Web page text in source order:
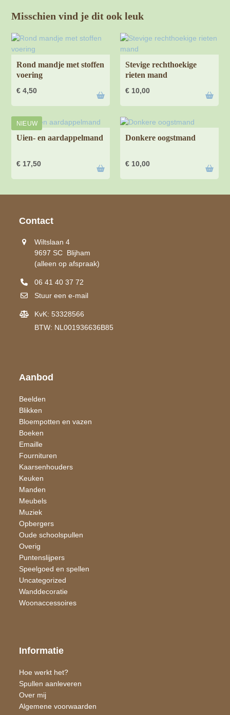
Misschien vind je dit ook leuk
Rond mandje met stoffen
voering
€ 4,50
Stevige rechthoekige
rieten mand
€ 10,00
NIEUW
Uien- en aardappelmand
€ 17,50
Donkere oogstmand
€ 10,00
Contact
Wiltslaan 4
9697 SC Blijham
(alleen op afspraak)
06 41 40 37 72
Stuur een e-mail
KvK: 53328566
BTW: NL001936636B85
Aanbod
Beelden
Blikken
Bloempotten en vazen
Boeken
Emaille
Fournituren
Kaarsen​houders
Keuken
Manden
Meubels
Muziek
Opbergers
Oude schoolspullen
Overig
Puntenslijpers
Speelgoed en spellen
Uncategorized
Wand​decoratie
Woon​accessoires
Informatie
Hoe werkt het?
Spullen aanleveren
Over mij
Algemene voorwaarden